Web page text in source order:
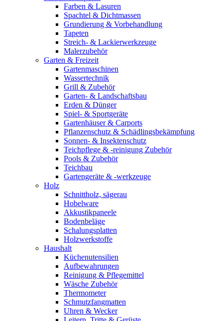
Farben & Lasuren
Spachtel & Dichtmassen
Grundierung & Vorbehandlung
Tapeten
Streich- & Lackierwerkzeuge
Malerzubehör
Garten & Freizeit
Gartenmaschinen
Wassertechnik
Grill & Zubehör
Garten- & Landschaftsbau
Erden & Dünger
Spiel- & Sportgeräte
Gartenhäuser & Carports
Pflanzenschutz & Schädlingsbekämpfung
Sonnen- & Insektenschutz
Teichpflege & -reinigung Zubehör
Pools & Zubehör
Teichbau
Gartengeräte & -werkzeuge
Holz
Schnittholz, sägerau
Hobelware
Akkustikpaneele
Bodenbeläge
Schalungsplatten
Holzwerkstoffe
Haushalt
Küchenutensilien
Aufbewahrungen
Reinigung & Pflegemittel
Wäsche Zubehör
Thermometer
Schmutzfangmatten
Uhren & Wecker